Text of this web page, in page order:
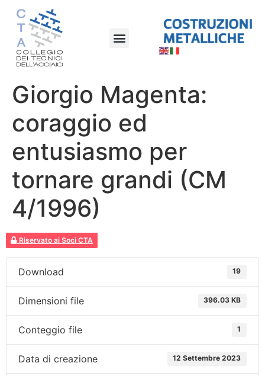
Giorgio Magenta:
coraggio ed
entusiasmo per
tornare grandi (CM
4/1996)
Riservato ai Soci CTA
Download 19
Dimensioni file 396.03 KB
Conteggio file 1
Data di creazione 12 Settembre 2023